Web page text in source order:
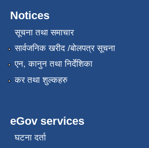
Notices
सूचना तथा समाचार
सार्वजनिक खरीद /बोलपत्र सूचना
एन, कानुन तथा निर्देशिका
कर तथा शुल्कहरु
eGov services
घटना दर्ता